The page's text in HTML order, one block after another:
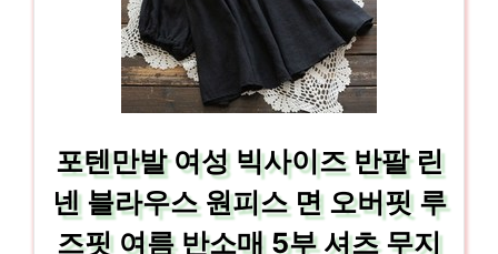
포텐만발 여성 빅사이즈 반팔 린
넨 블라우스 원피스 면 오버핏 루
즈핏 여름 반소매 5부 셔츠 무지